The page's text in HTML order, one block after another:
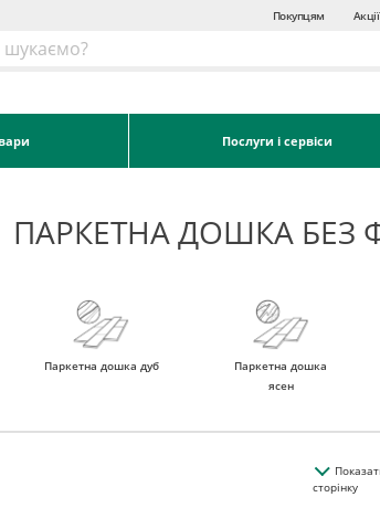
Покупцям Акції
Послуги і сервіси
ПАРКЕТНА ДОШКА БЕЗ
Паркетна дошка дуб
Паркетна дошка
ясен
сторінку